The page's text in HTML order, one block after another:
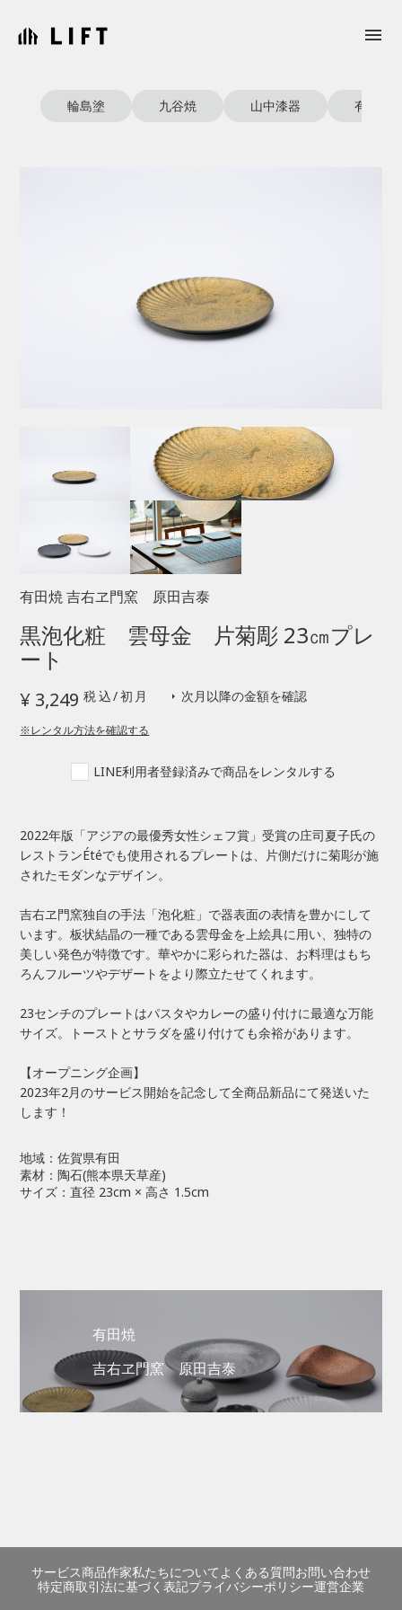
menu
輪島塗 九谷焼 山中漆器 有田焼
有田焼 吉右ヱ門窯 原田吉泰
黒泡化粧 雲母金 片菊彫 23㎝プレ
ート
¥ 3,249 税込/初月 arrow_right 次月以降の金額を確認
※レンタル方法を確認する
LINE利用者登録済みで商品をレンタルする
2022年版「アジアの最優秀女性シェフ賞」受賞の庄司夏子氏の
レストランÉtéでも使用されるプレートは、片側だけに菊彫が施
されたモダンなデザイン。
吉右ヱ門窯独自の手法「泡化粧」で器表面の表情を豊かにして
います。板状結晶の一種である雲母金を上絵具に用い、独特の
美しい発色が特徴です。華やかに彩られた器は、お料理はもち
ろんフルーツやデザートをより際立たせてくれます。
23センチのプレートはパスタやカレーの盛り付けに最適な万能
サイズ。トーストとサラダを盛り付けても余裕があります。
【オープニング企画】
2023年2月のサービス開始を記念して全商品新品にて発送いた
します！
地域：佐賀県有田
素材：陶石(熊本県天草産)
サイズ：直径 23cm × 高さ 1.5cm
有田焼
吉右ヱ門窯 原田吉泰
close
初月
2ヶ月目 2,882 円
3ヶ月目 1,616 円
4ヶ月目
5ヶ月目 881 円
6ヶ月目以降 0 円
※5ヶ月目のお支払いでお客様の所有物となります。
サービス商品作家私たちについて よくある質問お問い合わせ
特定商取引法に基づく表記プライバシーポリシー運営企業